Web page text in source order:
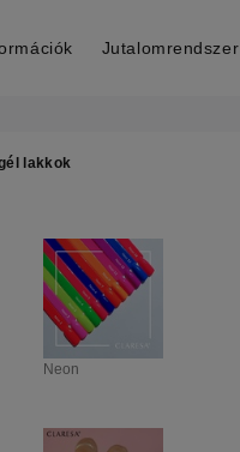
Jutalomrendszer
lakkok
Neon